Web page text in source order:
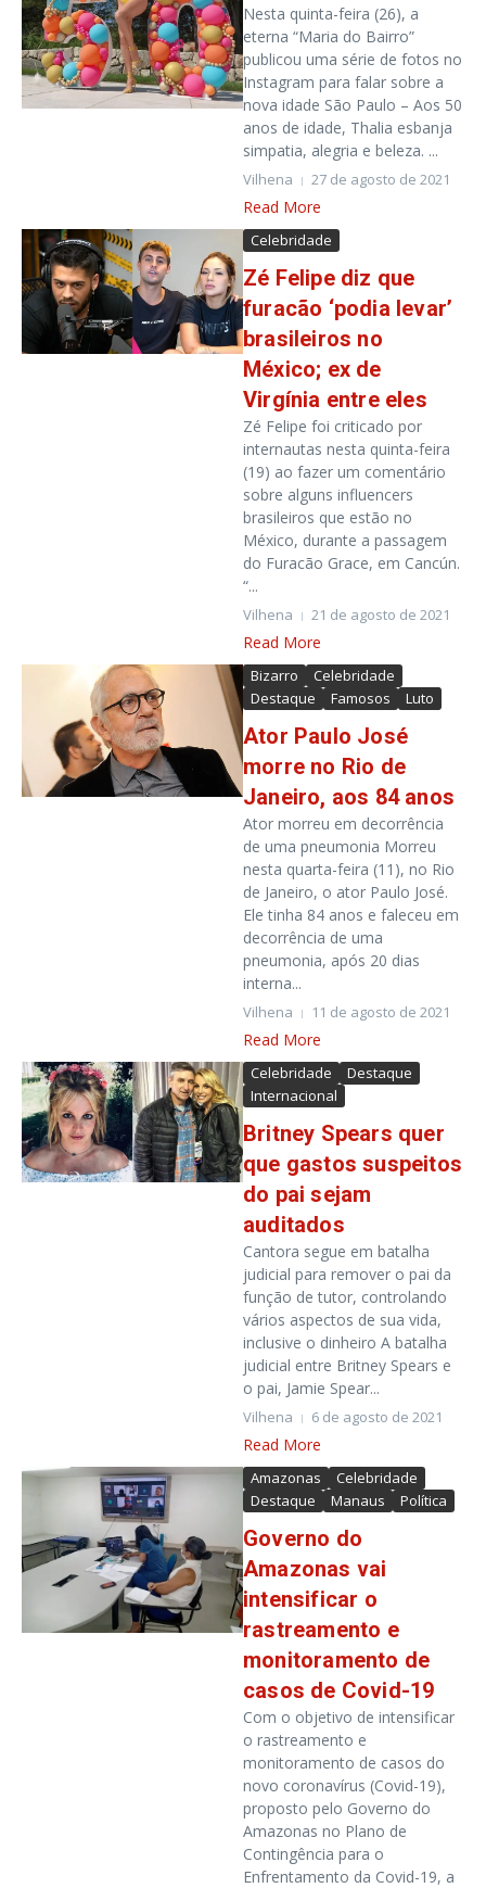
Nesta quinta-feira (26), a
eterna “Maria do Bairro”
publicou uma série de fotos no
Instagram para falar sobre a
nova idade São Paulo – Aos 50
anos de idade, Thalia esbanja
simpatia, alegria e beleza. ...
Vilhena 27 de agosto de 2021
Read More
Celebridade
Zé Felipe diz que
furacão ‘podia levar’
brasileiros no
México; ex de
Virgínia entre eles
Zé Felipe foi criticado por
internautas nesta quinta-feira
(19) ao fazer um comentário
sobre alguns influencers
brasileiros que estão no
México, durante a passagem
do Furacão Grace, em Cancún.
“...
Vilhena 21 de agosto de 2021
Read More
Bizarro
Celebridade
Destaque
Famosos Luto
Ator Paulo José
morre no Rio de
Janeiro, aos 84 anos
Ator morreu em decorrência
de uma pneumonia Morreu
nesta quarta-feira (11), no Rio
de Janeiro, o ator Paulo José.
Ele tinha 84 anos e faleceu em
decorrência de uma
pneumonia, após 20 dias
interna...
Vilhena 11 de agosto de 2021
Read More
Celebridade
Destaque
Internacional
Britney Spears quer
que gastos suspeitos
do pai sejam
auditados
Cantora segue em batalha
judicial para remover o pai da
função de tutor, controlando
vários aspectos de sua vida,
inclusive o dinheiro A batalha
judicial entre Britney Spears e
o pai, Jamie Spear...
Vilhena 6 de agosto de 2021
Read More
Amazonas
Celebridade
Destaque
Manaus Política
Governo do
Amazonas vai
intensificar o
rastreamento e
monitoramento de
casos de Covid-19
Com o objetivo de intensificar
o rastreamento e
monitoramento de casos do
novo coronavírus (Covid-19),
proposto pelo Governo do
Amazonas no Plano de
Contingência para o
Enfrentamento da Covid-19, a